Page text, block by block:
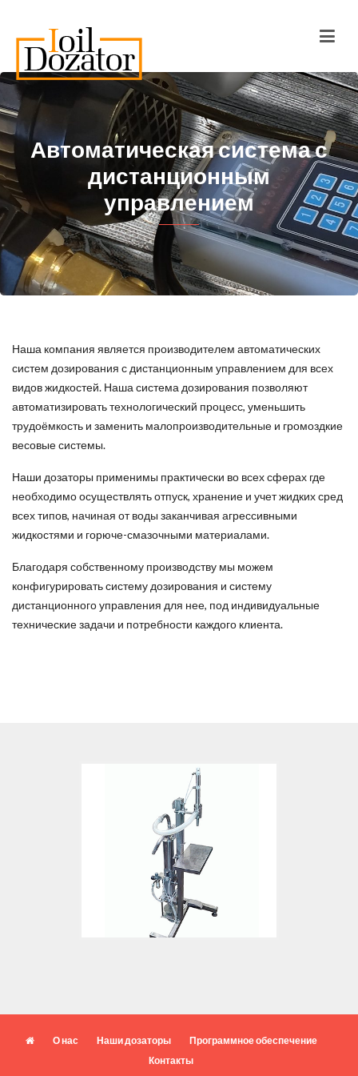
Автоматическая система с
дистанционным
управлением
Наша компания является производителем автоматических
систем дозирования с дистанционным управлением для всех
видов жидкостей. Наша система дозирования позволяют
автоматизировать технологический процесс, уменьшить
трудоёмкость и заменить малопроизводительные и громоздкие
весовые системы.
Наши дозаторы применимы практически во всех сферах где
необходимо осуществлять отпуск, хранение и учет жидких сред
всех типов, начиная от воды заканчивая агрессивными
жидкостями и горюче-смазочными материалами.
Благодаря собственному производству мы можем
конфигурировать систему дозирования и систему
дистанционного управления для нее, под индивидуальные
технические задачи и потребности каждого клиента.
О нас Наши дозаторы
Программное обеспечение
Контакты